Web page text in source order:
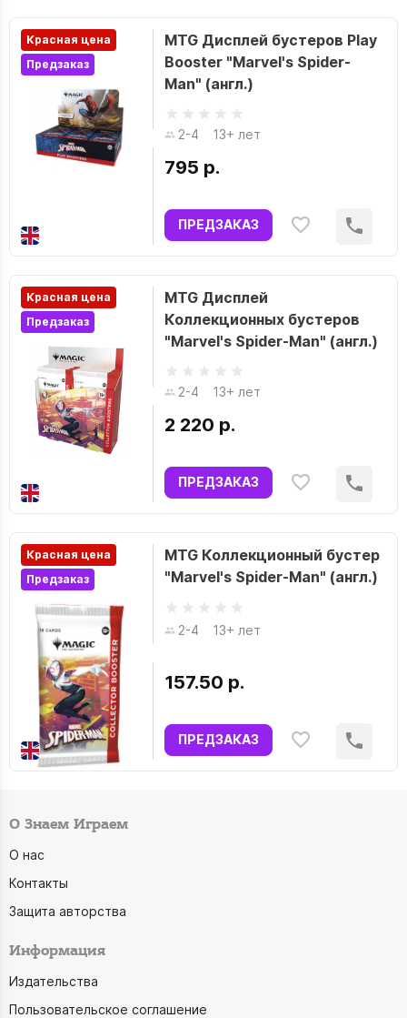
Красная цена
Предзаказ
MTG Дисплей бустеров Play
Booster "Marvel's Spider-
Man" (англ.)
2-4 13+ лет
795 р.
ПРЕДЗАКАЗ
Красная цена
Предзаказ
MTG Дисплей
Коллекционных бустеров
"Marvel's Spider-Man" (англ.)
2-4 13+ лет
2 220 р.
ПРЕДЗАКАЗ
Красная цена
Предзаказ
MTG Коллекционный бустер
"Marvel's Spider-Man" (англ.)
2-4 13+ лет
157.50 р.
ПРЕДЗАКАЗ
О Знаем Играем
О нас
Контакты
Защита авторства
Информация
Издательства
Пользовательское соглашение